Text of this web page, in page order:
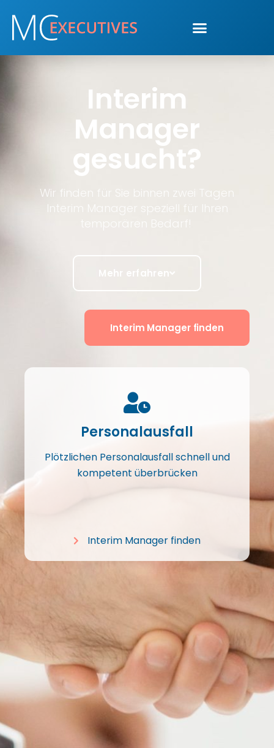
Interim
Manager
gesucht?
Wir finden für Sie binnen zwei Tagen
Interim Manager speziell für Ihren
Interim Manager finden
Mehr erfahren
Personalausfall
Plötzlichen Personalausfall schnell und
kompetent überbrücken
Interim Manager finden